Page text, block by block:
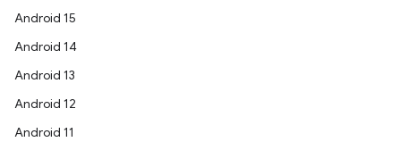
Android 15
Android 14
Android 13
Android 12
Android 11